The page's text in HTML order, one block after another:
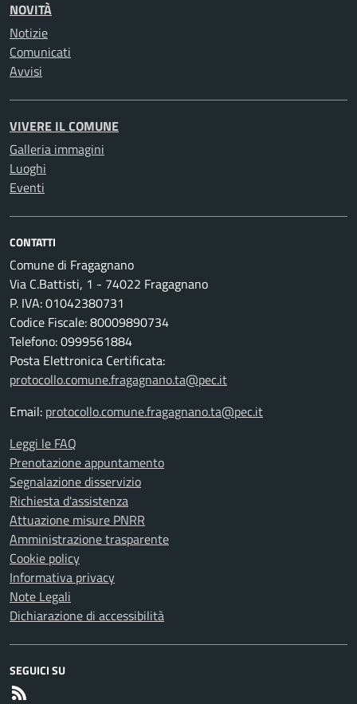
NOVITÀ
Notizie
Comunicati
Avvisi
VIVERE IL COMUNE
Galleria immagini
Luoghi
Eventi
CONTATTI
Comune di Fragagnano
Via C.Battisti, 1 - 74022 Fragagnano
P. IVA: 01042380731
Codice Fiscale: 80009890734
Telefono: 0999561884
Posta Elettronica Certificata:
protocollo.comune.fragagnano.ta@pec.it
Email: protocollo.comune.fragagnano.ta@pec.it
Leggi le FAQ
Prenotazione appuntamento
Segnalazione disservizio
Richiesta d'assistenza
Attuazione misure PNRR
Amministrazione trasparente
Cookie policy
Informativa privacy
Note Legali
Dichiarazione di accessibilità
SEGUICI SU